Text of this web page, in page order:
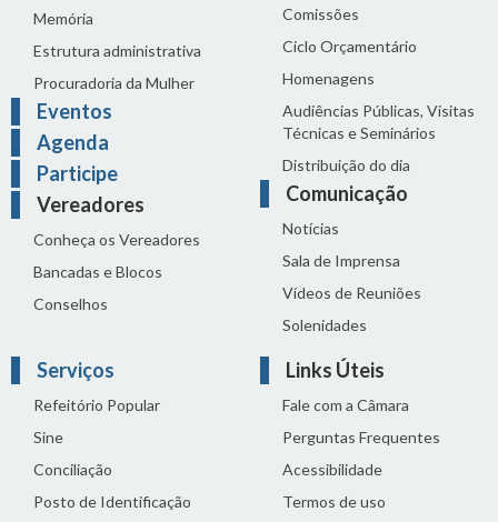
Memória
Estrutura administrativa
Procuradoria da Mulher
Eventos
Agenda
Participe
Vereadores
Conheça os Vereadores
Bancadas e Blocos
Conselhos
Comissões
Ciclo Orçamentário
Homenagens
Audiências Públicas, Visitas
Técnicas e Seminários
Distribuição do dia
Comunicação
Notícias
Sala de Imprensa
Vídeos de Reuniões
Solenidades
Serviços
Refeitório Popular
Sine
Conciliação
Posto de Identificação
Links Úteis
Fale com a Câmara
Perguntas Frequentes
Acessibilidade
Termos de uso